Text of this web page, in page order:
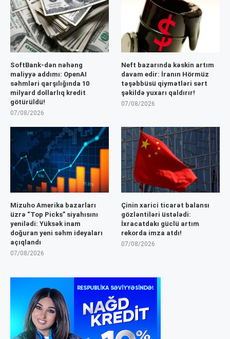
SoftBank-dən nəhəng
maliyyə addımı: OpenAI
səhmləri qarşılığında 10
milyard dollarlıq kredit
götürüldü!
07/08/2026
Neft bazarında kəskin artım
davam edir: İranın Hörmüz
təşəbbüsü qiymətləri sərt
şəkildə yuxarı qaldırır!
07/08/2026
Mizuho Amerika bazarları
üzrə “Top Picks” siyahısını
yenilədi: Yüksək inam
doğuran yeni səhm ideyaları
açıqlandı
07/08/2026
Çinin xarici ticarət balansı
gözləntiləri üstələdi:
İxracatdakı güclü artım
rekorda imza atdı!
07/08/2026